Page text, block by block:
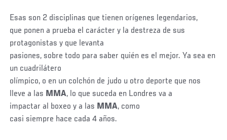
Esas son 2 disciplinas que tienen orígenes legendarios,
que ponen a prueba el carácter y la destreza de sus
protagonistas y que levanta
pasiones, sobre todo para saber quién es el mejor. Ya sea en
un cuadrilátero
olímpico, o en un colchón de judo u otro deporte que nos
lleve a las MMA, lo que suceda en Londres va a
impactar al boxeo y a las MMA, como
casi siempre hace cada 4 años.